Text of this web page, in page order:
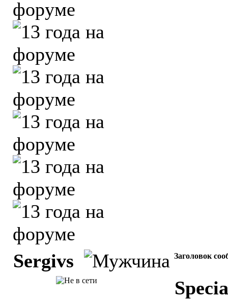
Sergivs Заголовок